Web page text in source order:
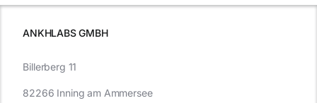
ANKHLABS GMBH
Billerberg 11
82266 Inning am Ammersee